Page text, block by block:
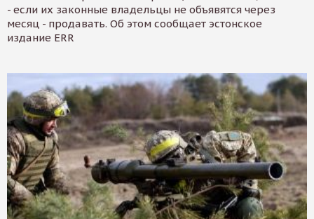
- если их законные владельцы не объявятся через
месяц - продавать. Об этом сообщает эстонское
издание ERR